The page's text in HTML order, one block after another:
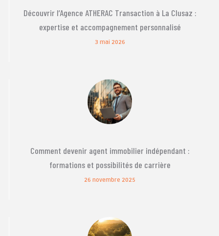
Découvrir l’Agence ATHERAC Transaction à La Clusaz :
expertise et accompagnement personnalisé
3 mai 2026
Comment devenir agent immobilier indépendant :
formations et possibilités de carrière
26 novembre 2025